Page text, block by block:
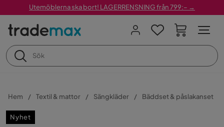
Utemöblerna ska bort! LAGERRENSNING från 799:– →
Hem Textil & mattor Sängkläder Bäddset & påslakanset
Nyhet